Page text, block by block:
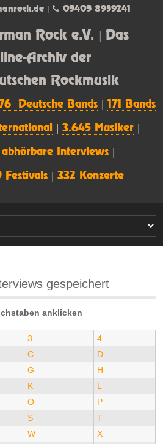
Rock e.V. | Das
Archiv der
Rockmusik
Deutsche Bands |171 Bands
|3.645 Musiker
abhörbare Interviews
Festivals |332 Konzerte
| 05405 8959241
gespeichert
anklicken
3
4
C
D
G
H
K
L
O
P
S
T
W
X